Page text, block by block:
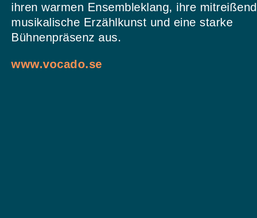
ihren warmen Ensembleklang, ihre
musikalische Erzählkunst und eine starke
Bühnenpräsenz aus.
www.vocado.se